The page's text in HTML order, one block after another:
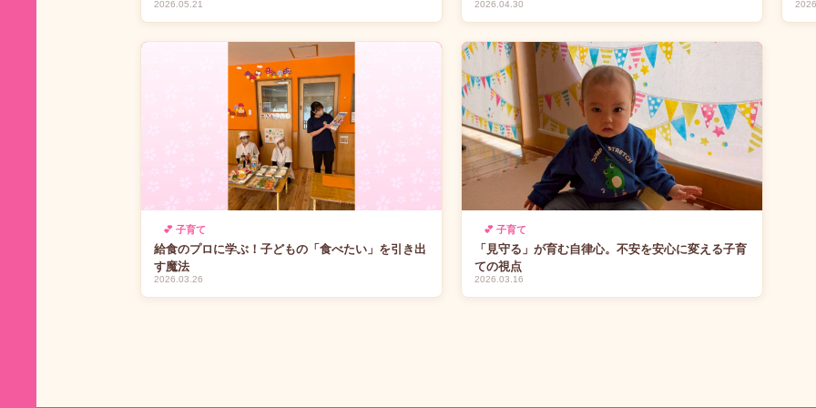
2026.05.21 2026.04.30
💕 子育て
給食のプロに学ぶ！子どもの「食べたい」を引き出
す魔法
2026.03.26
💕 子育て
「見守る」が育む自律心。不安を安心に変える子育
ての視点
2026.03.16